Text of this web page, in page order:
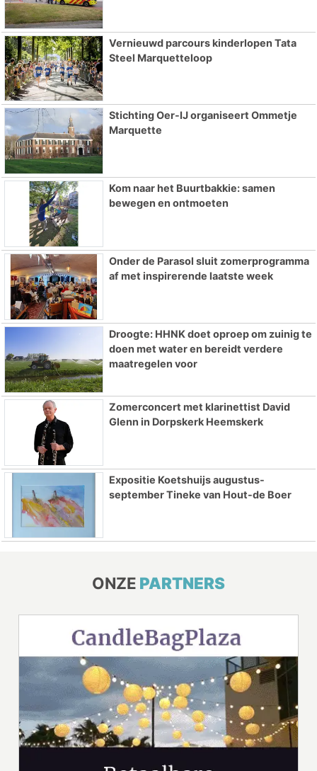
Vernieuwd parcours kinderlopen Tata
Steel Marquetteloop
Stichting Oer-IJ organiseert Ommetje
Marquette
Kom naar het Buurtbakkie: samen
bewegen en ontmoeten
Onder de Parasol sluit zomerprogramma
af met inspirerende laatste week
Droogte: HHNK doet oproep om zuinig te
doen met water en bereidt verdere
maatregelen voor
Zomerconcert met klarinettist David
Glenn in Dorpskerk Heemskerk
Expositie Koetshuijs augustus-
september Tineke van Hout-de Boer
ONZE PARTNERS